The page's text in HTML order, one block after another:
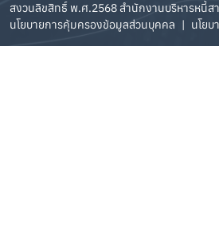
สงวนลิขสิทธิ์ พ.ศ.2568 สำนักงานบริหารหนี้ส
นโยบายการคุ้มครองข้อมูลส่วนบุคคล
| นโย